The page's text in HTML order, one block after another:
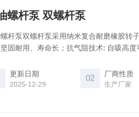
螺杆泵 双螺杆泵
杆泵双螺杆泵采用纳米复合耐磨橡胶转
固耐用、寿命长；抗气阻技术: 自吸高
使泵装置同时具备泵、压缩机的输气和输液
更新日期
2025-12-29
02 厂商性质
生产厂家